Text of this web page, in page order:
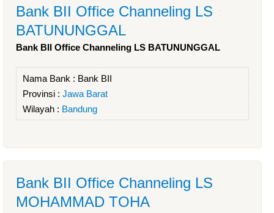
Bank BII Office Channeling LS
BATUNUNGGAL
Bank BII Office Channeling LS BATUNUNGGAL
Nama Bank : Bank BII
Provinsi : Jawa Barat
Wilayah : Bandung
Bank BII Office Channeling LS
MOHAMMAD TOHA